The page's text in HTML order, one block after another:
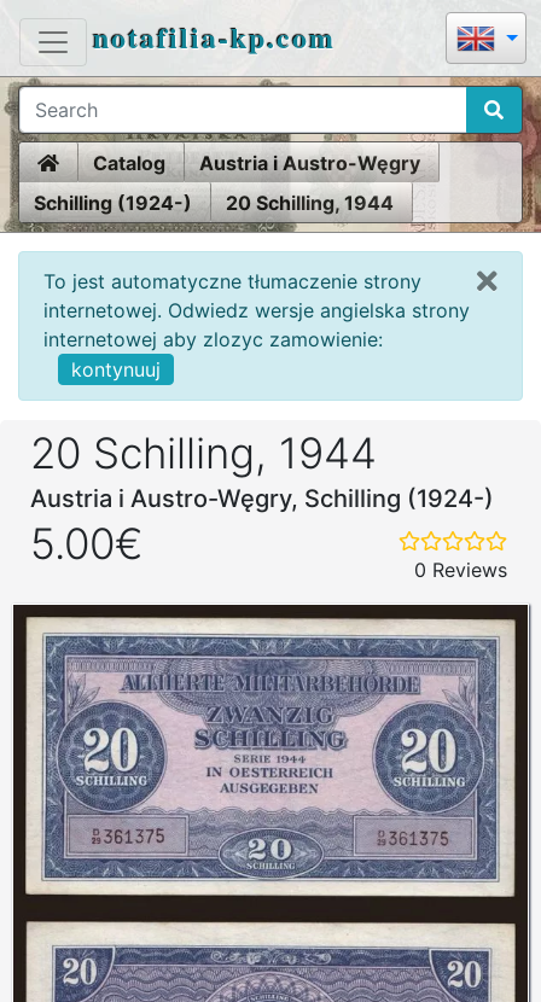
notafilia-kp.com
HomeCatalog
Austria i Austro-Węgry
Schilling (1924-)
20 Schilling, 1944
To jest automatyczne tłumaczenie strony
internetowej. Odwiedz wersje angielska strony
internetowej aby zlozyc zamowienie:
kontynuuj
20 Schilling, 1944
Austria i Austro-Węgry, Schilling (1924-)
5.00€
0 Reviews